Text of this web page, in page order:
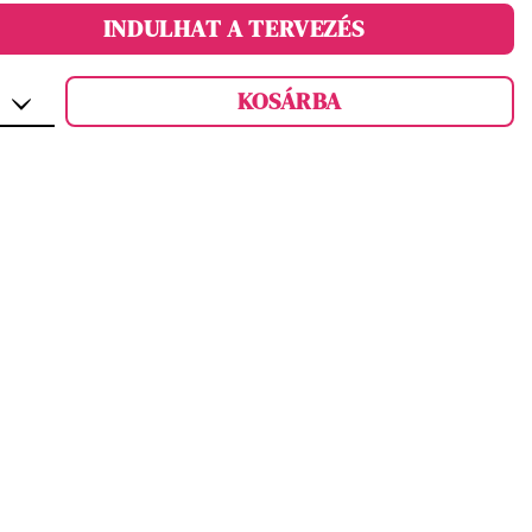
INDULHAT A TERVEZÉS
KOSÁRBA